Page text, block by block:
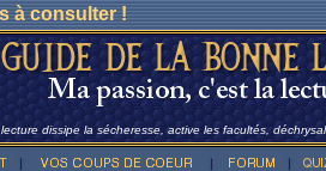
à consulter !
dissipe la sécheresse, active les facultés,